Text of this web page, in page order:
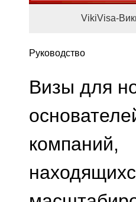
VikiVisa-
Руководство
Визы для
компаний,